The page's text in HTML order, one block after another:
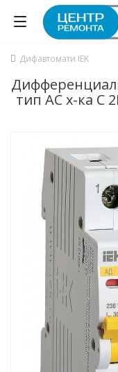
Дифавтомати IEK
тип АС х-ка C